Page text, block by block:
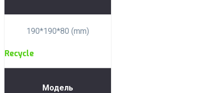
190*190*80 (mm)
Recycle
Модель